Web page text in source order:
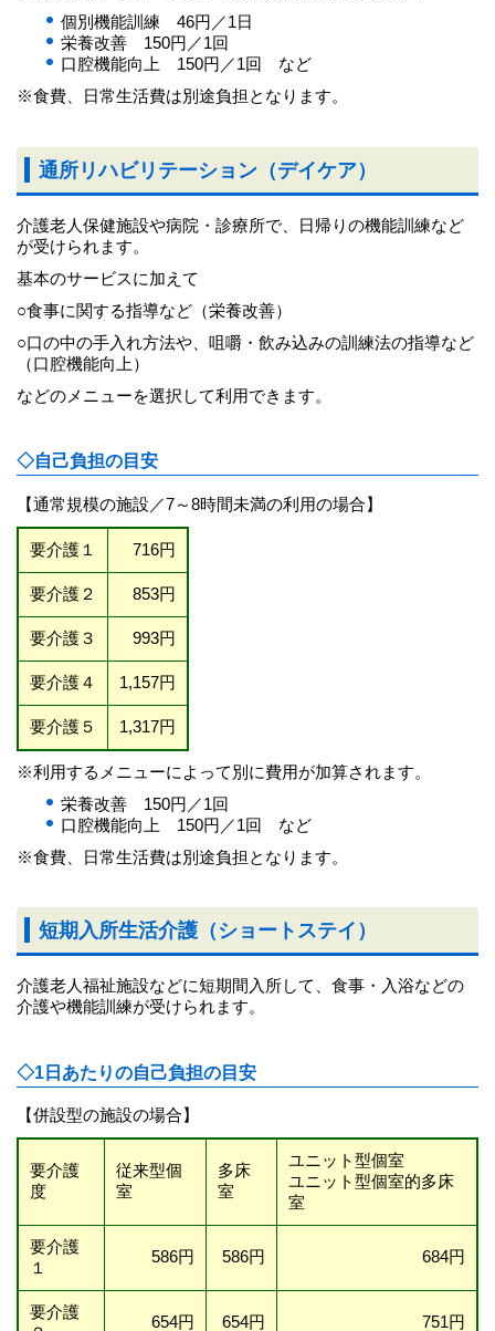
個別機能訓練 46円／1日
栄養改善 150円／1回
口腔機能向上 150円／1回 など
※食費、日常生活費は別途負担となります。
通所リハビリテーション（デイケア）
介護老人保健施設や病院・診療所で、日帰りの機能訓練など
が受けられます。
基本のサービスに加えて
○食事に関する指導など（栄養改善）
○口の中の手入れ方法や、咀嚼・飲み込みの訓練法の指導など
（口腔機能向上）
などのメニューを選択して利用できます。
◇自己負担の目安
【通常規模の施設／7～8時間未満の利用の場合】
要介護１ 716円
要介護２ 853円
要介護３ 993円
要介護４ 1,157円
要介護５ 1,317円
※利用するメニューによって別に費用が加算されます。
栄養改善 150円／1回
口腔機能向上 150円／1回 など
※食費、日常生活費は別途負担となります。
短期入所生活介護（ショートステイ）
介護老人福祉施設などに短期間入所して、食事・入浴などの
介護や機能訓練が受けられます。
◇1日あたりの自己負担の目安
【併設型の施設の場合】
要介護
度
従来型個
室
多床
室
ユニット型個室
ユニット型個室的多床
室
要介護
１
586円 586円 684円
要介護
654円 654円 751円